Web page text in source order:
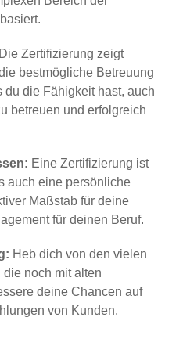
Die Zertifizierung zeigt
bestmögliche Betreuung
die Fähigkeit hast, auch
betreuen und erfolgreich
Eine Zertifizierung ist
auch eine persönliche
Maßstab für deine
für deinen Beruf.
Heb dich von den vielen
noch mit alten
deine Chancen auf
von Kunden.